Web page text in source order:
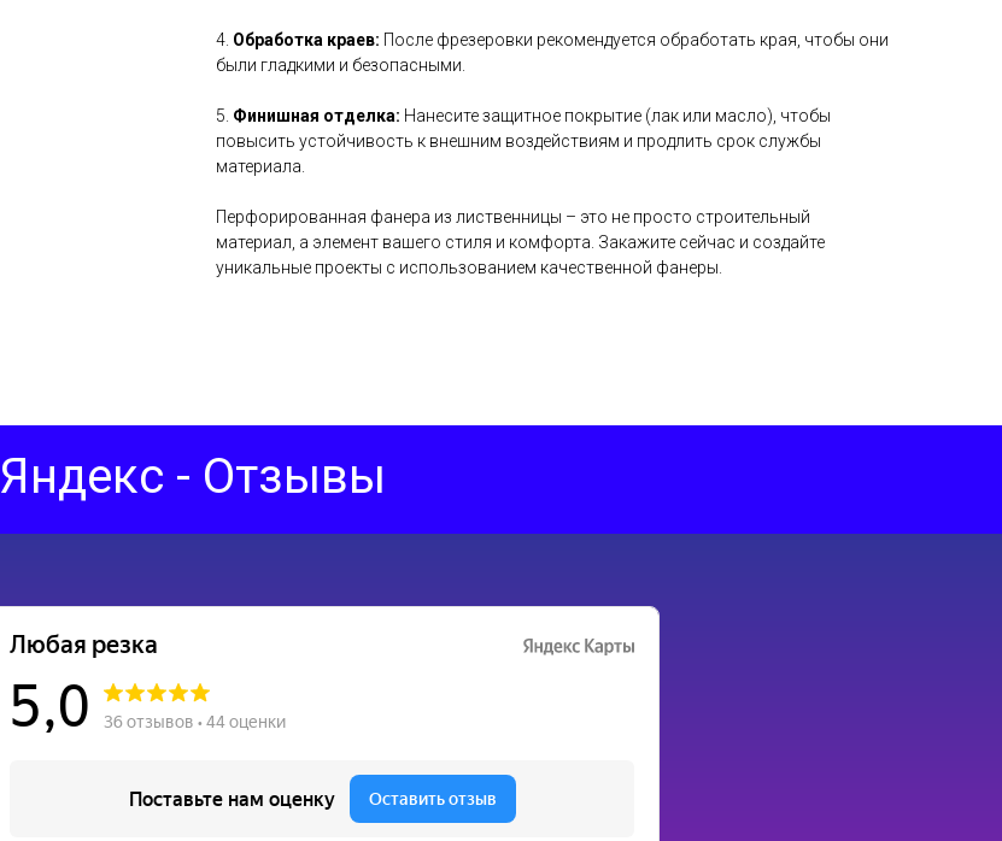
4. Обработка краев: После фрезеровки рекомендуется обработать края, чтобы они
были гладкими и безопасными.
5. Финишная отделка: Нанесите защитное покрытие (лак или масло), чтобы
повысить устойчивость к внешним воздействиям и продлить срок службы
материала.
Перфорированная фанера из лиственницы – это не просто строительный
материал, а элемент вашего стиля и комфорта. Закажите сейчас и создайте
уникальные проекты с использованием качественной фанеры.
Яндекс - Отзывы